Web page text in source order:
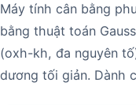
Máy tính cân bằng
bằng thuật toán
(oxh-kh, đa nguyên
dương tối giản. Dành